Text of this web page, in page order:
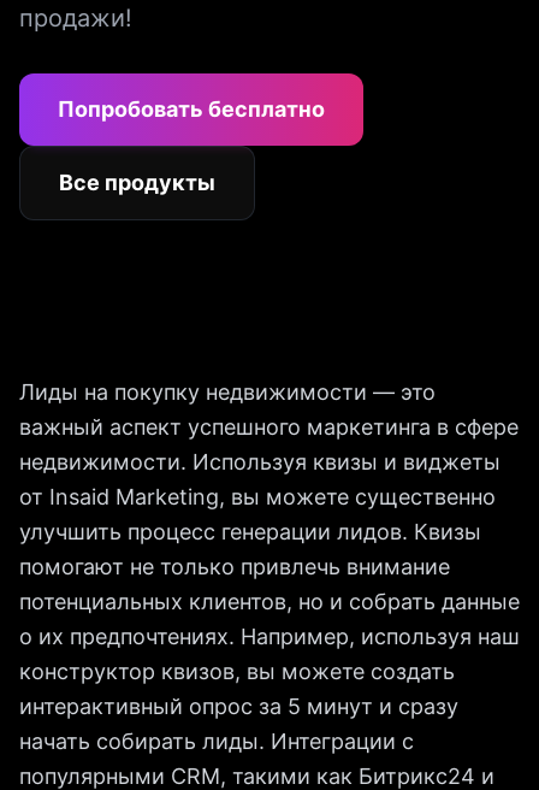
продажи!
Попробовать бесплатно
Все продукты
Лиды на покупку недвижимости — это
важный аспект успешного маркетинга в сфере
недвижимости. Используя квизы и виджеты
от Insaid Marketing, вы можете существенно
улучшить процесс генерации лидов. Квизы
помогают не только привлечь внимание
потенциальных клиентов, но и собрать данные
о их предпочтениях. Например, используя наш
конструктор квизов, вы можете создать
интерактивный опрос за 5 минут и сразу
начать собирать лиды. Интеграции с
популярными CRM, такими как Битрикс24 и